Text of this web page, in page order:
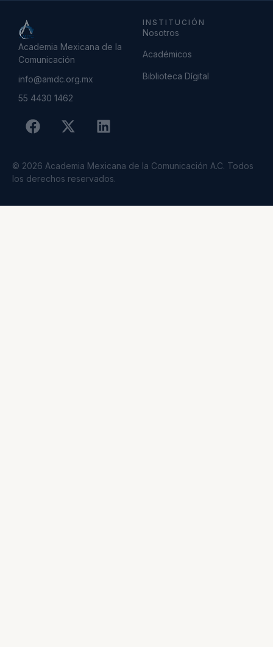
Academia Mexicana de la
Comunicación
info@amdc.org.mx
55 4430 1462
INSTITUCIÓN
Nosotros
Académicos
Biblioteca Dígital
© 2026 Academia Mexicana de la Comunicación A.C. Todos
los derechos reservados.